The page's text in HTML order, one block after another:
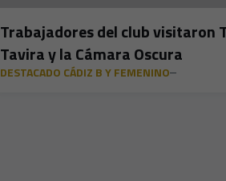
Trabajadores del club visitaron
Tavira y la Cámara Oscura
DESTACADO CÁDIZ B Y FEMENINO